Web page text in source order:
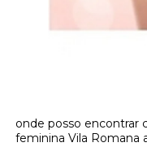
onde posso encontrar
feminina Vila Romana